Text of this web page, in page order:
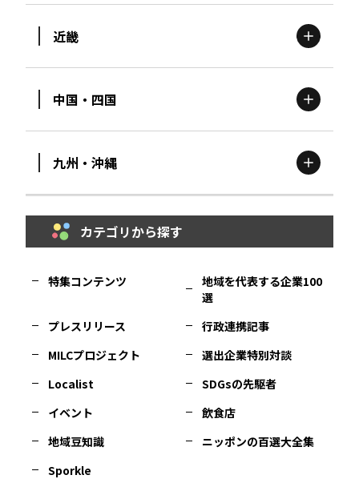
山形エリア
千葉エリア
福井エリア
近畿
大阪市エリア
中国・四国
島根エリア
九州・沖縄
福岡エリア
カテゴリから探す
特集コンテンツ
地域を代表する企業100
選
プレスリリース
行政連携記事
MILCプロジェクト
選出企業特別対談
Localist
SDGsの先駆者
イベント
飲食店
地域豆知識
ニッポンの百選大全集
Sporkle